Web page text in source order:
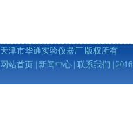
天津市华通实验仪器厂 版权所有
网站首页
新闻中心 联系我们 | 2016